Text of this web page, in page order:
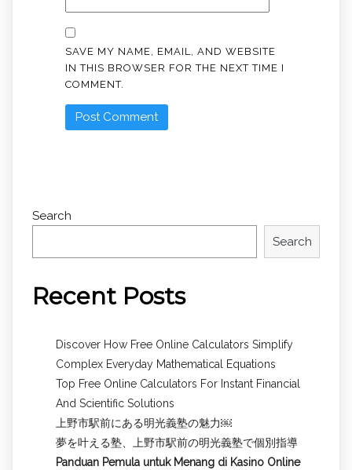
SAVE MY NAME, EMAIL, AND WEBSITE
IN THIS BROWSER FOR THE NEXT TIME I
COMMENT.
Search
Search
Recent Posts
Discover How Free Online Calculators Simplify
Complex Everyday Mathematical Equations
Top Free Online Calculators For Instant Financial
And Scientific Solutions
上野市駅前にある明光義塾の魅力￼
夢を叶える塾、上野市駅前の明光義塾で個別指導
Panduan Pemula untuk Menang di Kasino Online